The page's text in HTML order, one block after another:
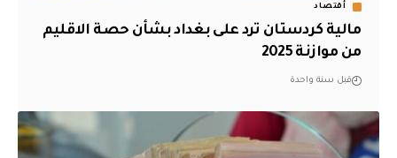
أقتصاد
مالية كردستان ترد على بغداد بشأن حصة الاقليم
من موازنة 2025
قبل سنة واحدة